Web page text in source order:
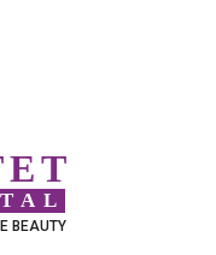
BEAUTY